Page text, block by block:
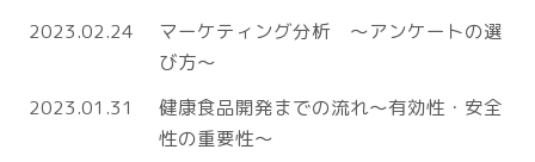
2023.02.24
マーケティング分析 ～アンケートの選
び方～
2023.01.31
健康食品開発までの流れ～有効性・安全
性の重要性～